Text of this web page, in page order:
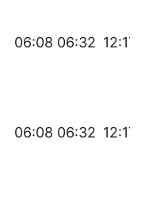
06:08 06:32 12:17
06:08 06:32 12:17